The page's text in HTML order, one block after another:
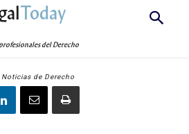
Today
del Derecho
Noticias de Derecho